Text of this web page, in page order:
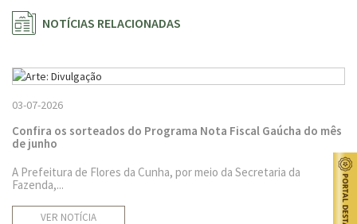
NOTÍCIAS RELACIONADAS
03-07-2026
Confira os sorteados do Programa Nota Fiscal Gaúcha do mês
de junho
A Prefeitura de Flores da Cunha, por meio da Secretaria da
Fazenda,...
VER NOTÍCIA